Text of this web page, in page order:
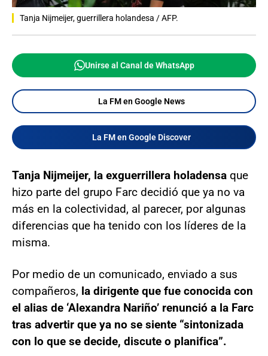
Tanja Nijmeijer, guerrillera holandesa / AFP.
Unirse al Canal de WhatsApp
La FM en Google News
La FM en Google Discover
Tanja Nijmeijer, la exguerrillera holadensa que
hizo parte del grupo Farc decidió que ya no va
más en la colectividad, al parecer, por algunas
diferencias que ha tenido con los líderes de la
misma.
Por medio de un comunicado, enviado a sus
compañeros, la dirigente que fue conocida con
el alias de ‘Alexandra Nariño’ renunció a la Farc
tras advertir que ya no se siente “sintonizada
con lo que se decide, discute o planifica”.